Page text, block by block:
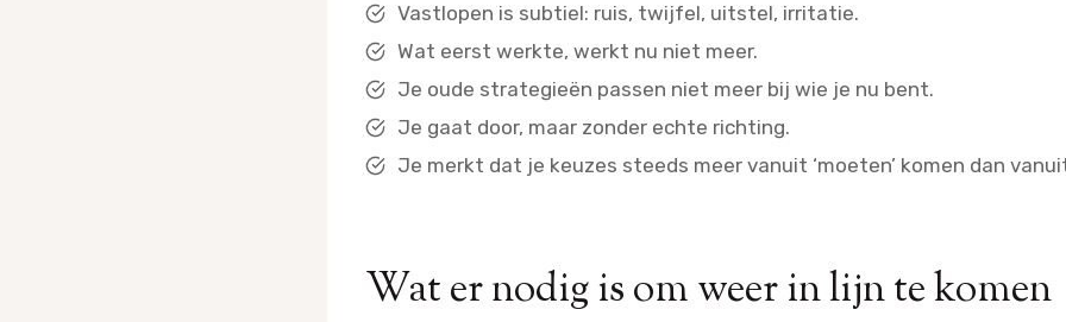
Vastlopen is subtiel: ruis, twijfel, uitstel, irritatie.
Wat eerst werkte, werkt nu niet meer.
Je oude strategieën passen niet meer bij wie je nu bent.
Je gaat door, maar zonder echte richting.
Je merkt dat je keuzes steeds meer vanuit ‘moeten’ komen dan vanuit
Wat er nodig is om weer in lijn te komen